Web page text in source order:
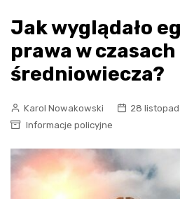
Jak wyglądało
prawa w czasach
średniowiecza?
Karol Nowakowski
28
Informacje policyjne